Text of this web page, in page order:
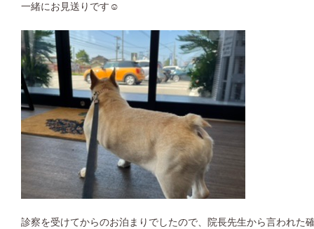
一緒にお見送りです☺︎
診察を受けてからのお泊まりでしたので、院長先生から言われた